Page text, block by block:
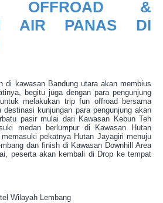
OFFROAD &
AIR PANAS DI
di kawasan Bandung utara akan membius
begitu juga dengan para pengunjung
melakukan trip fun offroad bersama
destinasi kunjungan para pengunjung akan
pasir mulai dari Kawasan Kebun Teh
medan berlumpur di Kawasan Hutan
pekatnya Hutan Jayagiri menuju
dan finish di Kawasan Downhill Area
peserta akan kembali di Drop ke tempat
Wilayah Lembang